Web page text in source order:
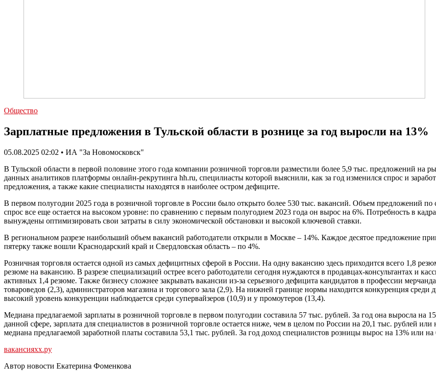
Общество
Зарплатные предложения в Тульской области в рознице за год выросли на 13%
05.08.2025 02:02 • ИА "За Новомосковск"
В Тульской области в первой половине этого года компании розничной торговли разместили более 5,9 тыс. предложений на
данных аналитиков платформы онлайн-рекрутинга hh.ru, специлиасты которой выяснили, как за год изменился спрос и
предложения, а также какие специалисты находятся в наиболее остром дефиците.
В первом полугодии 2025 года в розничной торговле в России было открыто более 530 тыс. вакансий. Объем предложений
спрос все еще остается на высоком уровне: по сравнению с первым полугодием 2023 года он вырос на 6%. Потребность в
вынуждены оптимизировать свои затраты в силу экономической обстановки и высокой ключевой ставки.
В региональном разрезе наибольший объем вакансий работодатели открыли в Москве – 14%. Каждое десятое предложение
пятерку также вошли Краснодарский край и Свердловская область – по 4%.
Розничная торговля остается одной из самых дефицитных сферой в России. На одну вакансию здесь приходится всего 1,8
резюме на вакансию. В разрезе специализаций острее всего работодатели сегодня нуждаются в продавцах-консультантах и
активных 1,4 резюме. Также бизнесу сложнее закрывать вакансии из-за серьезного дефицита кандидатов в профессии
товароведов (2,3), администраторов магазина и торгового зала (2,9). На нижней границе нормы находится конкуренция
высокий уровень конкуренции наблюдается среди супервайзеров (10,9) и у промоутеров (13,4).
Медиана предлагаемой зарплаты в розничной торговле в первом полугодии составила 57 тыс. рублей. За год она выросла на
данной сфере, зарплата для специалистов в розничной торговле остается ниже, чем в целом по России на 20,1 тыс. рублей
медиана предлагаемой заработной платы составила 53,1 тыс. рублей. За год доход специалистов розницы вырос на 13% или
вакансияхх.ру
Автор новости Екатерина Фоменкова